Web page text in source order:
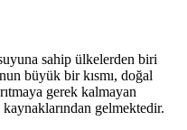
sahip ülkelerden biri
büyük bir kısmı, doğal
gerek kalmayan
gelmektedir.